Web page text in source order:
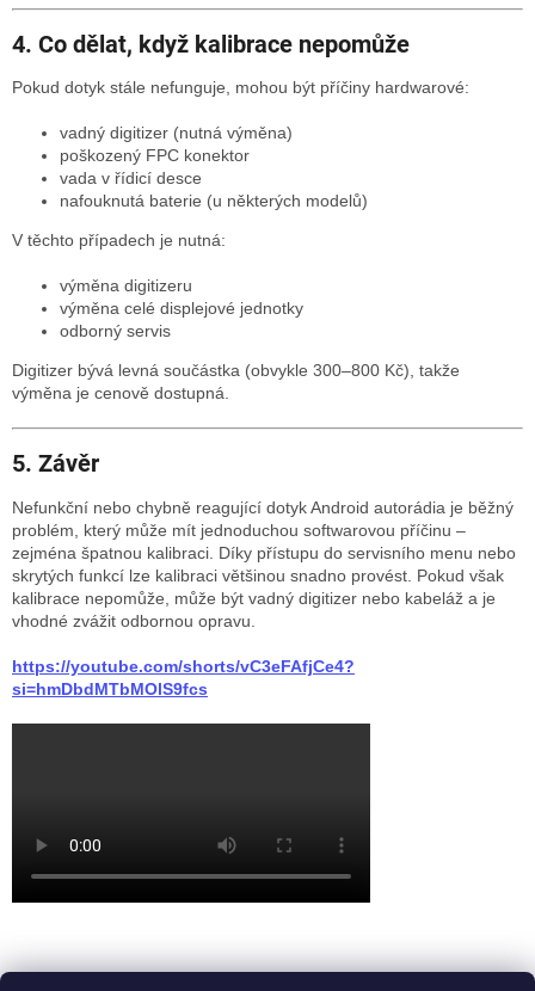
4. Co dělat, když kalibrace nepomůže
Pokud dotyk stále nefunguje, mohou být příčiny hardwarové:
vadný digitizer (nutná výměna)
poškozený FPC konektor
vada v řídicí desce
nafouknutá baterie (u některých modelů)
V těchto případech je nutná:
výměna digitizeru
výměna celé displejové jednotky
odborný servis
Digitizer bývá levná součástka (obvykle 300–800 Kč), takže
výměna je cenově dostupná.
5. Závěr
Nefunkční nebo chybně reagující dotyk Android autorádia je běžný
problém, který může mít jednoduchou softwarovou příčinu –
zejména špatnou kalibraci. Díky přístupu do servisního menu nebo
skrytých funkcí lze kalibraci většinou snadno provést. Pokud však
kalibrace nepomůže, může být vadný digitizer nebo kabeláž a je
vhodné zvážit odbornou opravu.
https://youtube.com/shorts/vC3eFAfjCe4?
si=hmDbdMTbMOlS9fcs